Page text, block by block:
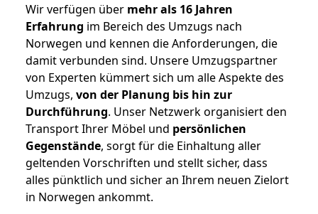
Wir verfügen über mehr als 16 Jahren
Erfahrung im Bereich des Umzugs nach
Norwegen und kennen die Anforderungen, die
damit verbunden sind. Unsere Umzugspartner
von Experten kümmert sich um alle Aspekte des
Umzugs, von der Planung bis hin zur
Durchführung. Unser Netzwerk organisiert den
Transport Ihrer Möbel und persönlichen
Gegenstände, sorgt für die Einhaltung aller
geltenden Vorschriften und stellt sicher, dass
alles pünktlich und sicher an Ihrem neuen Zielort
in Norwegen ankommt.